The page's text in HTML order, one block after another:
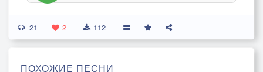
21 2 112
ПОХОЖИЕ ПЕСНИ